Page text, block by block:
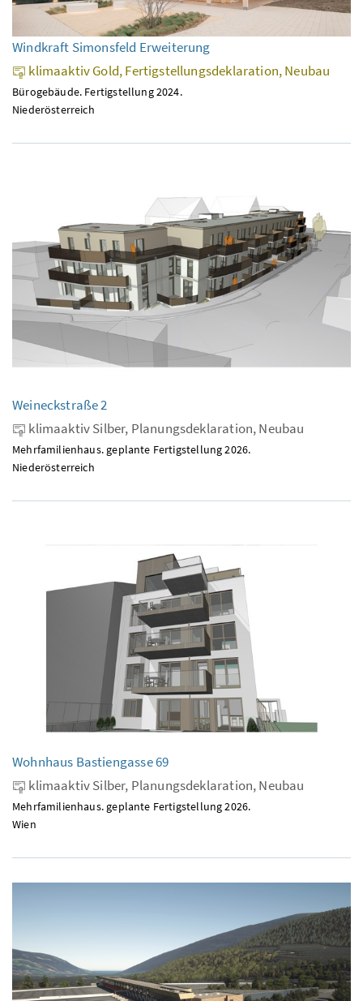
Windkraft Simonsfeld Erweiterung
klimaaktiv Gold, Fertigstellungsdeklaration, Neubau
Bürogebäude. Fertigstellung 2024.
Niederösterreich
Weineckstraße 2
klimaaktiv Silber, Planungsdeklaration, Neubau
Mehrfamilienhaus. geplante Fertigstellung 2026.
Niederösterreich
Wohnhaus Bastiengasse 69
klimaaktiv Silber, Planungsdeklaration, Neubau
Mehrfamilienhaus. geplante Fertigstellung 2026.
Wien